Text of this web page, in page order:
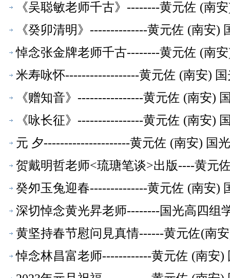
《吴聪敏老师千古》--------黄元佐 (南
《癸卯清明》--------------黄元佐 (南安)
悼念张金牌老师千古--------黄元佐 (南
米寿咏怀------------------黄元佐 (南安)
《赠知音》----------------黄元佐 (南安)
《咏长征》----------------黄元佐 (南安)
元 夕---------------------黄元佐 (南安) 国
贺戴明哲老师<琉瑭笔谈>出版----黄元
癸夘玉兔迎春--------------黄元佐 (南安)
深切悼念黄光昇老师--------国光高四组
黄坚持春节慰问見真情------黄元佐(南
悼念林昌富老师------------黄元佐 (南安